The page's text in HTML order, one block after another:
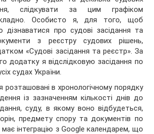
слідкувати за цим графіком
Особисто я, для того, щоб
дізнаватися про судові засідання та
з реєстру судових рішень,
«Судові засідання та реєстр». За
додатку я відслідковую засідання по
судах України.
розташовані в хронологічному порядку
із зазначенням кількості днів до
суду, в якому воно відбудеться,
предмету спору та документів по
інтеграцію з Google календарем, що